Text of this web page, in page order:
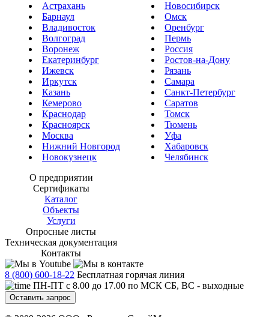
Астрахань
Барнаул
Владивосток
Волгоград
Воронеж
Екатеринбург
Ижевск
Иркутск
Казань
Кемерово
Краснодар
Красноярск
Москва
Нижний Новгород
Новокузнецк
Новосибирск
Омск
Оренбург
Пермь
Россия
Ростов-на-Дону
Рязань
Самара
Санкт-Петербург
Саратов
Томск
Тюмень
Уфа
Хабаровск
Челябинск
О предприятии
Сертификаты
Каталог
Объекты
Услуги
Опросные листы
Техническая документация
Контакты
8 (800) 600-18-22 Бесплатная горячая линия
ПН-ПТ с 8.00 до 17.00 по МСК СБ, ВС - выходные
Оставить запрос